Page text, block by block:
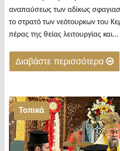
αναπαύσεως των αδίκως
το στρατό των νεότουρκων του
πέρας της θείας λειτουργίας και…
Διαβάστε περισσότερα
Τίμησαν
τη
μνήμη
των
Τοπικά